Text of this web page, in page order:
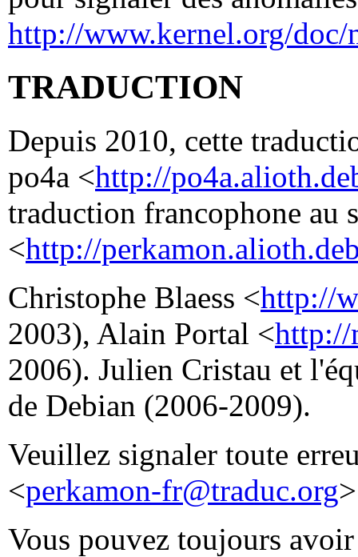
http://www.kernel.org/doc/
TRADUCTION
Depuis 2010, cette
po4a <http://
traduction francophone au
<http://
Christophe Blaess <http://
2003), Alain Portal <http://
2006). Julien Cristau et
de Debian (2006-2009).
Veuillez signaler toute
<perkamon-fr@traduc.org
Vous pouvez toujours